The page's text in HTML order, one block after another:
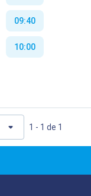
09:40
10:00
11:00
14:00
1 - 1 de 1